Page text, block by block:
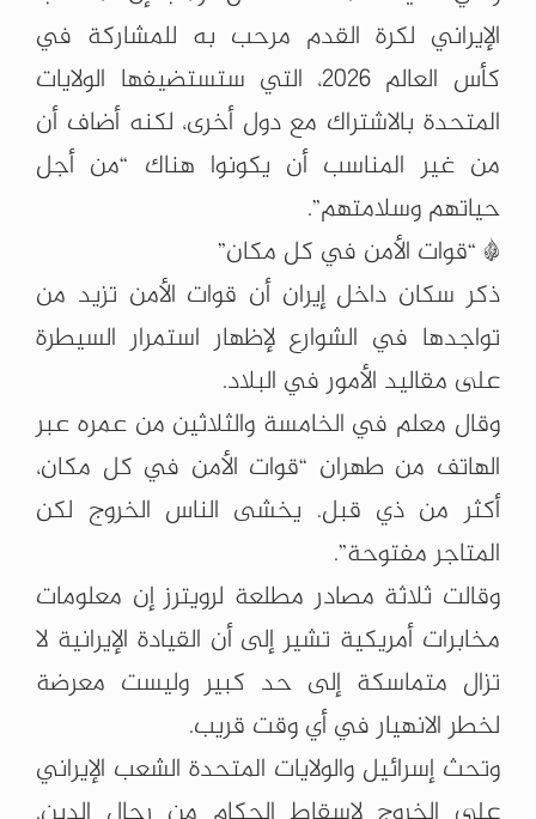
الإيراني لكرة القدم مرحب به للمشاركة في
كأس العالم 2026، التي ستستضيفها الولايات
المتحدة بالاشتراك مع دول أخرى، لكنه أضاف أن
من غير المناسب أن يكونوا هناك “من أجل
حياتهم وسلامتهم”.
* “قوات الأمن في كل مكان”
ذكر سكان داخل إيران أن قوات الأمن تزيد من
تواجدها في الشوارع لإظهار استمرار السيطرة
على مقاليد الأمور في البلاد.
وقال معلم في الخامسة والثلاثين من عمره عبر
الهاتف من طهران “قوات الأمن في كل مكان،
أكثر من ذي قبل. يخشى الناس الخروج لكن
المتاجر مفتوحة”.
وقالت ثلاثة مصادر مطلعة لرويترز إن معلومات
مخابرات أمريكية تشير إلى أن القيادة الإيرانية لا
تزال متماسكة إلى حد كبير وليست معرضة
لخطر الانهيار في أي وقت قريب.
وتحث إسرائيل والولايات المتحدة الشعب الإيراني